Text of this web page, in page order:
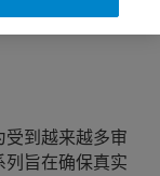
受到越来越多审
旨在确保真实